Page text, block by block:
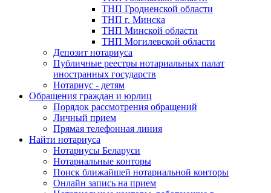
ТНП Гродненской области
ТНП г. Минска
ТНП Минской области
ТНП Могилевской области
Депозит нотариуса
Публичные реестры нотариальных палат
иностранных государств
Нотариус - детям
Обращения граждан и юрлиц
Порядок рассмотрения обращений
Личный прием
Прямая телефонная линия
Найти нотариуса
Нотариусы Беларуси
Нотариальные конторы
Поиск ближайшей нотариальной конторы
Онлайн запись на прием